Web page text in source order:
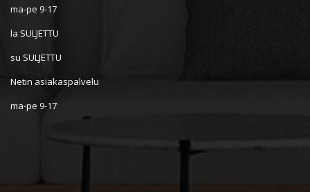
ma-pe 9-17
la SULJETTU
su SULJETTU
Netin asiakaspalvelu
ma-pe 9-17